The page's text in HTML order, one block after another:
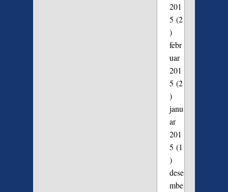
201
5 (2
)
febr
uar
201
5 (2
)
janu
ar
201
5 (1
)
dese
mbe